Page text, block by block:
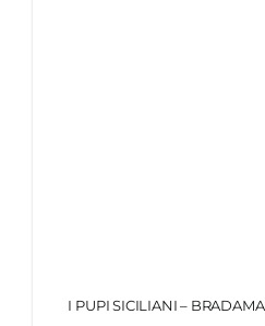
I PUPI SICILIANI –